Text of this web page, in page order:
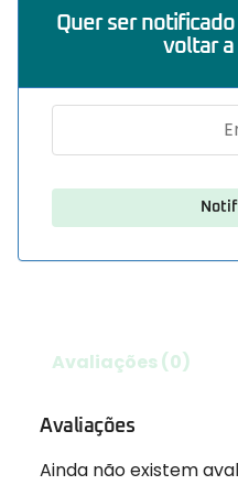
Quer ser
voltar a
Avaliações (0)
Avaliações
Ainda não existem